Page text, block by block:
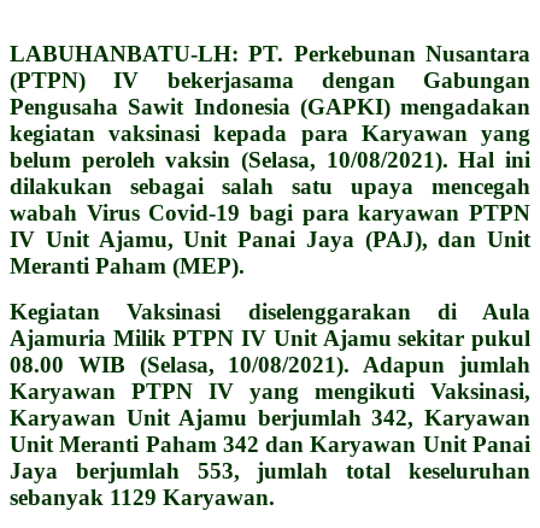
LABUHANBATU-LH: PT. Perkebunan Nusantara
(PTPN) IV bekerjasama dengan Gabungan
Pengusaha Sawit Indonesia (GAPKI) mengadakan
kegiatan vaksinasi kepada para Karyawan yang
belum peroleh vaksin (Selasa, 10/08/2021). Hal ini
dilakukan sebagai salah satu upaya mencegah
wabah Virus Covid-19 bagi para karyawan PTPN
IV Unit Ajamu, Unit Panai Jaya (PAJ), dan Unit
Meranti Paham (MEP).
Kegiatan Vaksinasi diselenggarakan di Aula
Ajamuria Milik PTPN IV Unit Ajamu sekitar pukul
08.00 WIB (Selasa, 10/08/2021). Adapun jumlah
Karyawan PTPN IV yang mengikuti Vaksinasi,
Karyawan Unit Ajamu berjumlah 342, Karyawan
Unit Meranti Paham 342 dan Karyawan Unit Panai
Jaya berjumlah 553, jumlah total keseluruhan
sebanyak 1129 Karyawan.